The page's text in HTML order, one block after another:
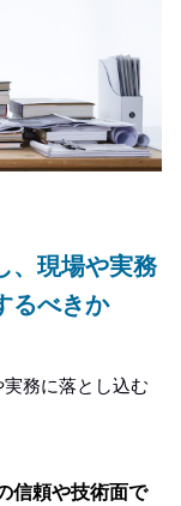
、現場や実務
るべきか
務に落とし込む
信頼や技術面で